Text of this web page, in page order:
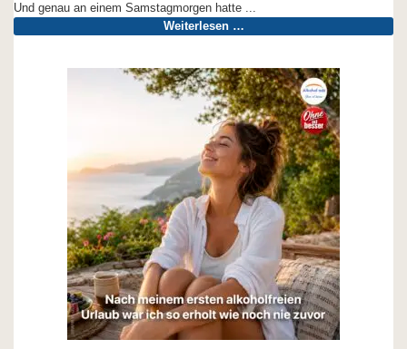
Und genau an einem Samstagmorgen hatte ...
Weiterlesen …